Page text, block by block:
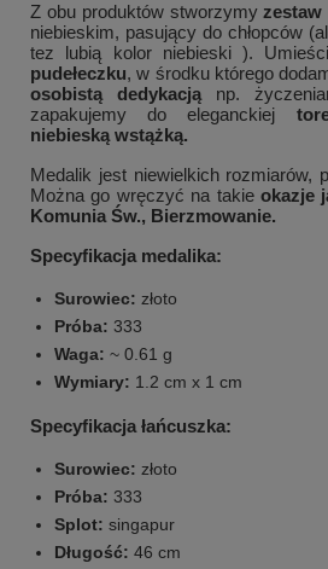
Z obu produktów stworzymyzestaw
niebieskim, pasujący do chłopców
tez lubią kolor niebieski ).
pudełeczku, w środku którego
osobistą dedykacjąnp.
zapakujemy do eleganckiej
niebieską wstążką.
Medalik jest niewielkich rozmiarów,
Można go wręczyć na takie okazje
Komunia Św., Bierzmowanie.
Specyfikacja medalika:
Surowiec: złoto
Próba: 333
Waga: ~ 0.61 g
Wymiary: 1.2 cm x 1 cm
Specyfikacja łańcuszka:
Surowiec: złoto
Próba: 333
Splot: singapur
Długość: 46 cm